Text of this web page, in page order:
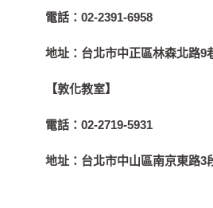
電話：02-2391-6958
地址： 台北市中正區林森北路9
【敦化教室】
電話：02-2719-5931
地址： 台北市中山區南京東路3